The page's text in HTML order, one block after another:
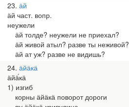
23 ӓй
ӓй част. вопр.
неужели
ӓй толде? неужели не приехал?
ӓй живой атыл? разве ты неживой?
ӓй ат уж? разве не видишь?
24 ӓйӓкӓ
ӓйӓ́кӓ
1) изгиб
корны ӓйӓкӓ поворот дороги